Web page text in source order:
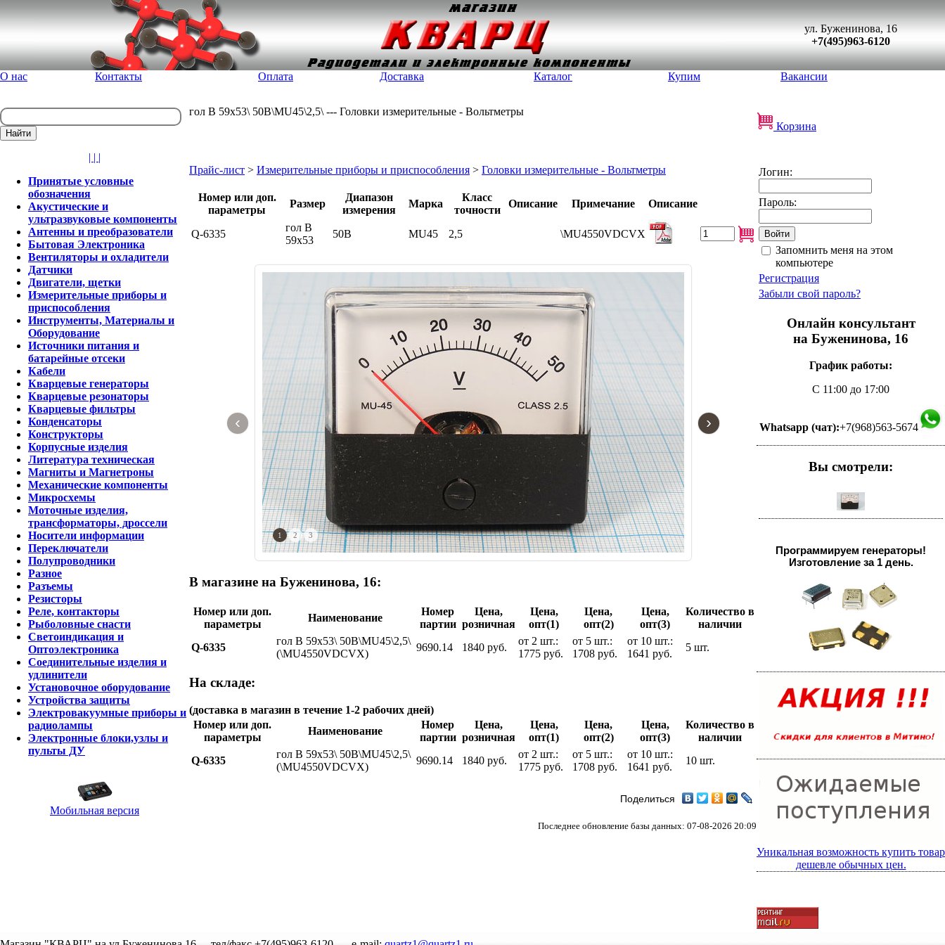
ул. Буженинова, 16
+7(495)963-6120
О нас Контакты Оплата Доставка Каталог Купим Вакансии
гол В 59x53\ 50В\MU45\2,5\ --- Головки измерительные - Вольтметры
Корзина
| | |
Принятые условные
обозначения
Акустические и
ультразвуковые компоненты
Антенны и преобразователи
Бытовая Электроника
Вентиляторы и охладители
Датчики
Двигатели, щетки
Измерительные приборы и
приспособления
Инструменты, Материалы и
Оборудование
Источники питания и
батарейные отсеки
Кабели
Кварцевые генераторы
Кварцевые резонаторы
Кварцевые фильтры
Конденсаторы
Конструкторы
Корпусные изделия
Литература техническая
Магниты и Магнетроны
Механические компоненты
Микросхемы
Моточные изделия,
трансформаторы, дроссели
Носители информации
Переключатели
Полупроводники
Разное
Разъемы
Резисторы
Реле, контакторы
Рыболовные снасти
Светоиндикация и
Оптоэлектроника
Соединительные изделия и
удлинители
Установочное оборудование
Устройства защиты
Электровакуумные приборы и
радиолампы
Электронные блоки,узлы и
пульты ДУ
Мобильная версия
Прайс-лист > Измерительные приборы и приспособления > Головки измерительные - Вольтметры
Номер или доп.
параметры
Размер
Диапазон
измерения
Марка
Класс
точности
Описание Примечание Описание
Q-6335
гол В
59x53
50В MU45 2,5 \MU4550VDCVX
‹ ›
1 2 3
В магазине на Буженинова, 16:
Номер или доп.
параметры
Наименование
Номер
партии
Цена,
розничная
Цена,
опт(1)
Цена,
опт(2)
Цена,
опт(3)
Количество в
наличии
Q-6335
гол В 59x53\ 50В\MU45\2,5\
(\MU4550VDCVX)
9690.14 1840 руб.
от 2 шт.:
1775 руб.
от 5 шт.:
1708 руб.
от 10 шт.:
1641 руб.
5 шт.
На складе:
(доставка в магазин в течение 1-2 рабочих дней)
Номер или доп.
параметры
Наименование
Номер
партии
Цена,
розничная
Цена,
опт(1)
Цена,
опт(2)
Цена,
опт(3)
Количество в
наличии
Q-6335
гол В 59x53\ 50В\MU45\2,5\
(\MU4550VDCVX)
9690.14 1840 руб.
от 2 шт.:
1775 руб.
от 5 шт.:
1708 руб.
от 10 шт.:
1641 руб.
10 шт.
Поделиться
Последнее обновление базы данных: 07-08-2026 20:09
Логин:
Пароль:
Запомнить меня на этом
компьютере
Регистрация
Забыли свой пароль?
Онлайн консультант
на Буженинова, 16
График работы:
С 11:00 до 17:00
Whatsapp (чат):+7(968)563-5674
Вы смотрели:
Программируем генераторы!
Изготовление за 1 день.
Уникальная возможность купить товар
дешевле обычных цен.